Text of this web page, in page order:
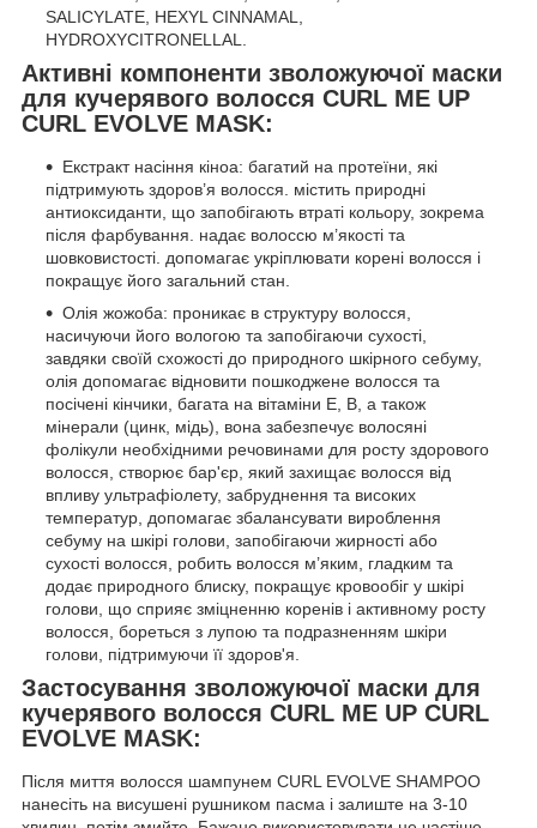
SALICYLATE, HEXYL CINNAMAL,
HYDROXYCITRONELLAL.
Активні компоненти зволожуючої маски
для кучерявого волосся CURL ME UP
CURL EVOLVE MASK:
Екстракт насіння кіноа: багатий на протеїни, які
підтримують здоров’я волосся. містить природні
антиоксиданти, що запобігають втраті кольору, зокрема
після фарбування. надає волоссю м’якості та
шовковистості. допомагає укріплювати корені волосся і
покращує його загальний стан.
Олія жожоба: проникає в структуру волосся,
насичуючи його вологою та запобігаючи сухості,
завдяки своїй схожості до природного шкірного себуму,
олія допомагає відновити пошкоджене волосся та
посічені кінчики, багата на вітаміни Е, В, а також
мінерали (цинк, мідь), вона забезпечує волосяні
фолікули необхідними речовинами для росту здорового
волосся, створює бар'єр, який захищає волосся від
впливу ультрафіолету, забруднення та високих
температур, допомагає збалансувати вироблення
себуму на шкірі голови, запобігаючи жирності або
сухості волосся, робить волосся м’яким, гладким та
додає природного блиску, покращує кровообіг у шкірі
голови, що сприяє зміцненню коренів і активному росту
волосся, бореться з лупою та подразненням шкіри
голови, підтримуючи її здоров'я.
Застосування зволожуючої маски для
кучерявого волосся CURL ME UP CURL
EVOLVE MASK:
Після миття волосся шампунем CURL EVOLVE SHAMPOO
нанесіть на висушені рушником пасма і залиште на 3-10